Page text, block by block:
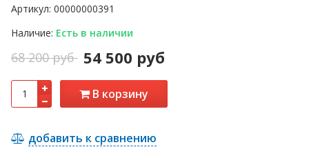
Артикул: 00000000391
Наличие: Есть в наличии
68 200 руб 54 500 руб
В корзину
добавить к сравнению